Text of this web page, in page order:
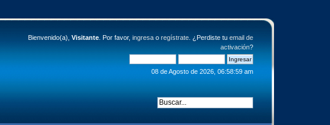
Bienvenido(a), Visitante. Por favor, ingresao regístrate. ¿Perdiste tu email de
activación?
08 de Agosto de 2026, 06:58:59 am